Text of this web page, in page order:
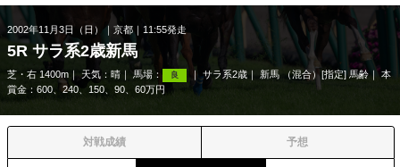
2002年11月3日（日） 京都 11:55発走
5R サラ系2歳新馬
芝・右 1400m 天気： 晴 馬場： 良 サラ系2歳 新馬 （混合）[指定] 馬齢
本
賞金：600、240、150、90、60万円
対戦成績 予想